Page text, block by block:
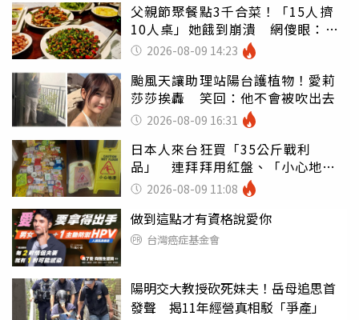
父親節聚餐點3千合菜！「15人擠
10人桌」她餓到崩潰 網傻眼：讓
店家看笑話
2026-08-09 14:23
颱風天讓助理站陽台護植物！愛莉
莎莎挨轟 笑回：他不會被吹出去
2026-08-09 16:31
日本人來台狂買「35公斤戰利
品」 連拜拜用紅盤、「小心地
滑」告示牌也帶回家
2026-08-09 11:08
做到這點才有資格說愛你
台灣癌症基金會
陽明交大教授砍死妹夫！岳母追思首
發聲 揭11年經營真相駁「爭產」